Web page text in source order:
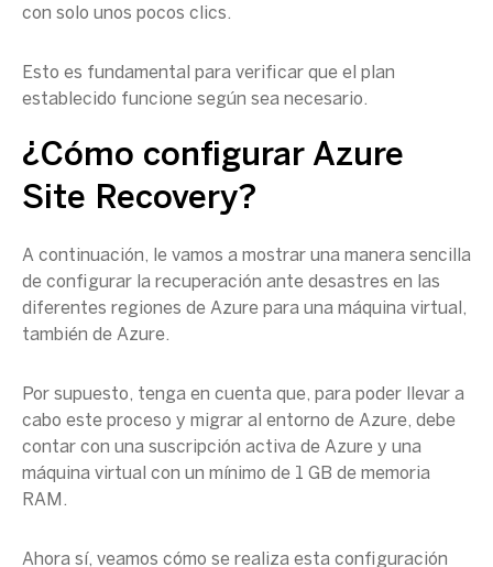
con solo unos pocos clics.
Esto es fundamental para verificar que el plan
establecido funcione según sea necesario.
¿Cómo configurar Azure
Site Recovery?
A continuación, le vamos a mostrar una manera sencilla
de configurar la recuperación ante desastres en las
diferentes regiones de Azure para una máquina virtual ,
también de Azure.
Por supuesto, tenga en cuenta que, para poder llevar a
cabo este proceso y migrar al entorno de Azure, debe
contar con una suscripción activa de Azure y una
máquina virtual con un mínimo de 1 GB de memoria
RAM.
Ahora sí, veamos cómo se realiza esta configuración